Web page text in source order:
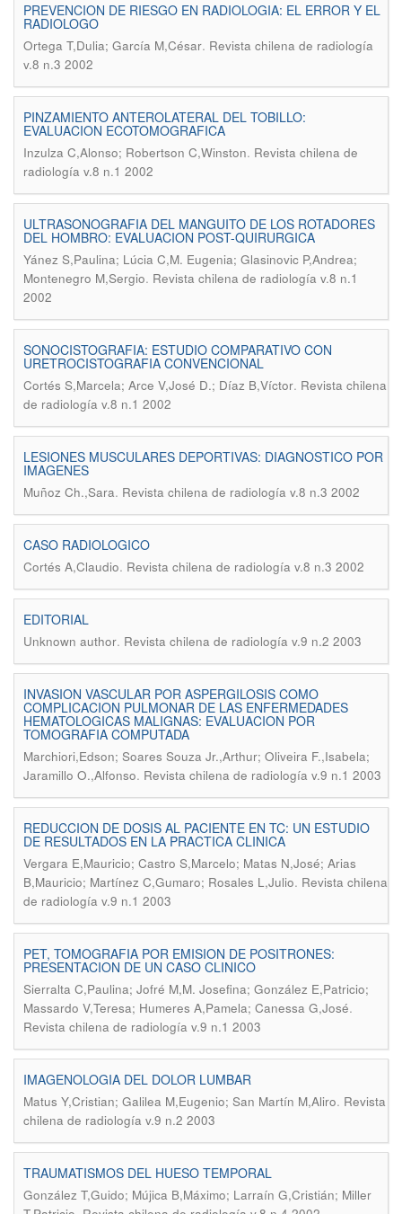
PREVENCION DE RIESGO EN RADIOLOGIA: EL ERROR Y EL
RADIOLOGO
Ortega T,Dulia; García M,César. Revista chilena de radiología
v.8 n.3 2002
PINZAMIENTO ANTEROLATERAL DEL TOBILLO:
EVALUACION ECOTOMOGRAFICA
Inzulza C,Alonso; Robertson C,Winston. Revista chilena de
radiología v.8 n.1 2002
ULTRASONOGRAFIA DEL MANGUITO DE LOS ROTADORES
DEL HOMBRO: EVALUACION POST-QUIRURGICA
Yánez S,Paulina; Lúcia C,M. Eugenia; Glasinovic P,Andrea;
Montenegro M,Sergio. Revista chilena de radiología v.8 n.1
2002
SONOCISTOGRAFIA: ESTUDIO COMPARATIVO CON
URETROCISTOGRAFIA CONVENCIONAL
Cortés S,Marcela; Arce V,José D.; Díaz B,Víctor. Revista chilena
de radiología v.8 n.1 2002
LESIONES MUSCULARES DEPORTIVAS: DIAGNOSTICO POR
IMAGENES
Muñoz Ch.,Sara. Revista chilena de radiología v.8 n.3 2002
CASO RADIOLOGICO
Cortés A,Claudio. Revista chilena de radiología v.8 n.3 2002
EDITORIAL
Unknown author. Revista chilena de radiología v.9 n.2 2003
INVASION VASCULAR POR ASPERGILOSIS COMO
COMPLICACION PULMONAR DE LAS ENFERMEDADES
HEMATOLOGICAS MALIGNAS: EVALUACION POR
TOMOGRAFIA COMPUTADA
Marchiori,Edson; Soares Souza Jr.,Arthur; Oliveira F.,Isabela;
Jaramillo O.,Alfonso. Revista chilena de radiología v.9 n.1 2003
REDUCCION DE DOSIS AL PACIENTE EN TC: UN ESTUDIO
DE RESULTADOS EN LA PRACTICA CLINICA
Vergara E,Mauricio; Castro S,Marcelo; Matas N,José; Arias
B,Mauricio; Martínez C,Gumaro; Rosales L,Julio. Revista chilena
de radiología v.9 n.1 2003
PET, TOMOGRAFIA POR EMISION DE POSITRONES:
PRESENTACION DE UN CASO CLINICO
Sierralta C,Paulina; Jofré M,M. Josefina; González E,Patricio;
Massardo V,Teresa; Humeres A,Pamela; Canessa G,José.
Revista chilena de radiología v.9 n.1 2003
IMAGENOLOGIA DEL DOLOR LUMBAR
Matus Y,Cristian; Galilea M,Eugenio; San Martín M,Aliro. Revista
chilena de radiología v.9 n.2 2003
TRAUMATISMOS DEL HUESO TEMPORAL
González T,Guido; Mújica B,Máximo; Larraín G,Cristián; Miller